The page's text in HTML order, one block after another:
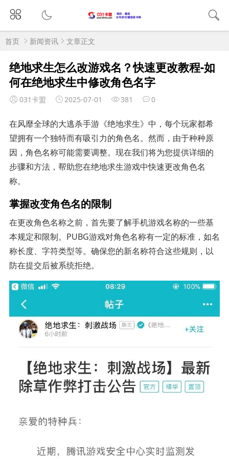
首页 新闻资讯 文章正文
绝地求生怎么改游戏名？快速更改教程-如
何在绝地求生中修改角色名字
031卡盟 2025-07-01 381 0
在风靡全球的大逃杀手游《绝地求生》中，每个玩家都希
望拥有一个独特而有吸引力的角色名。然而，由于种种原
因，角色名称可能需要调整。现在我们将为您提供详细的
步骤和方法，帮助您在绝地求生游戏中快速更改角色名
称。
掌握改变角色名的限制
在更改角色名称之前，首先要了解手机游戏名称的一些基
本规定和限制。PUBG游戏对角色名称有一定的标准，如名
称长度、字符类型等。确保您的新名称符合这些规则，以
防在提交后被系统拒绝。